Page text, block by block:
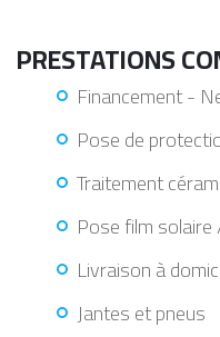
PRESTATIONS
Financement -
Pose de
Traitement
Pose film
Livraison à
Jantes et pneus